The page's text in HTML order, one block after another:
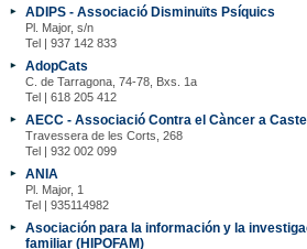
ADIPS - Associació Disminuïts Psíquics
Pl. Major, s/n
Tel | 937 142 833
AdopCats
C. de Tarragona, 74-78, Bxs. 1a
Tel | 618 205 412
AECC - Associació Contra el Càncer a
Travessera de les Corts, 268
Tel | 932 002 099
ANIA
Pl. Major, 1
Tel | 935114982
Asociación para la información y la
familiar (HIPOFAM)